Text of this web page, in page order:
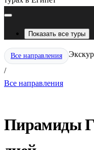
Показать все туры
Все направления
/
Все направления
Пирамиды